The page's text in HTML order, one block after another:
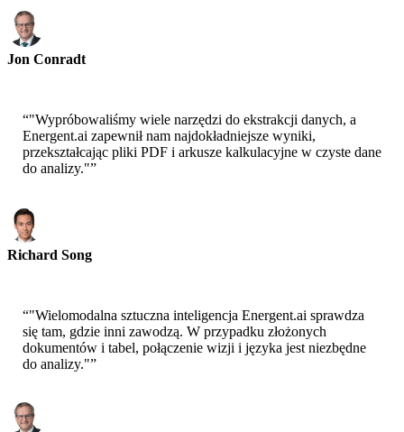
Jon Conradt
“"Wypróbowaliśmy wiele narzędzi do ekstrakcji danych, a
Energent.ai zapewnił nam najdokładniejsze wyniki,
przekształcając pliki PDF i arkusze kalkulacyjne w czyste dane
do analizy."”
Richard Song
“"Wielomodalna sztuczna inteligencja Energent.ai sprawdza
się tam, gdzie inni zawodzą. W przypadku złożonych
dokumentów i tabel, połączenie wizji i języka jest niezbędne
do analizy."”